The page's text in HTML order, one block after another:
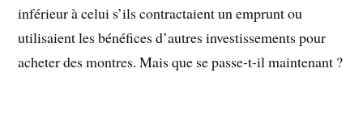
inférieur à celui s’ils contractaient un emprunt ou
utilisaient les bénéfices d’autres investissements pour
acheter des montres. Mais que se passe-t-il maintenant ?